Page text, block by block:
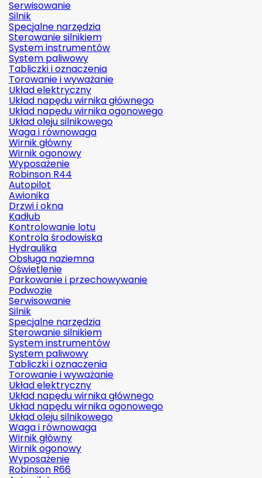
Serwisowanie
Silnik
Specjalne narzędzia
Sterowanie silnikiem
System instrumentów
System paliwowy
Tabliczki i oznaczenia
Torowanie i wyważanie
Układ elektryczny
Układ napędu wirnika głównego
Układ napędu wirnika ogonowego
Układ oleju silnikowego
Waga i równowaga
Wirnik główny
Wirnik ogonowy
Wyposażenie
Robinson R44
Autopilot
Awionika
Drzwi i okna
Kadłub
Kontrolowanie lotu
Kontrola środowiska
Hydraulika
Obsługa naziemna
Oświetlenie
Parkowanie i przechowywanie
Podwozie
Serwisowanie
Silnik
Specjalne narzędzia
Sterowanie silnikiem
System instrumentów
System paliwowy
Tabliczki i oznaczenia
Torowanie i wyważanie
Układ elektryczny
Układ napędu wirnika głównego
Układ napędu wirnika ogonowego
Układ oleju silnikowego
Waga i równowaga
Wirnik główny
Wirnik ogonowy
Wyposażenie
Robinson R66